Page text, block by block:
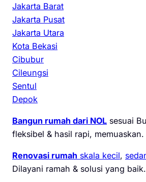
Jakarta Barat
Jakarta Pusat
Jakarta Utara
Kota Bekasi
Cibubur
Cileungsi
Sentul
Depok
Bangun rumah dari NOL sesuai
fleksibel & hasil rapi, memuaskan.
Renovasi rumah skala kecil,
Dilayani ramah & solusi yang baik.